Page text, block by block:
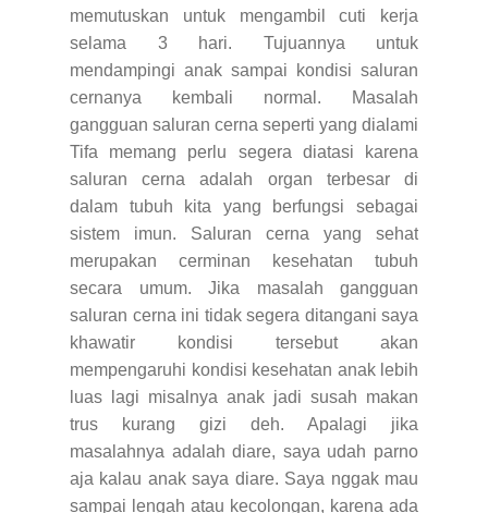
memutuskan untuk mengambil cuti kerja
selama 3 hari. Tujuannya untuk
mendampingi anak sampai kondisi saluran
cernanya kembali normal. Masalah
gangguan saluran cerna seperti yang dialami
Tifa memang perlu segera diatasi karena
saluran cerna adalah organ terbesar di
dalam tubuh kita yang berfungsi sebagai
sistem imun. Saluran cerna yang sehat
merupakan cerminan kesehatan tubuh
secara umum. Jika masalah gangguan
saluran cerna ini tidak segera ditangani saya
khawatir kondisi tersebut akan
mempengaruhi kondisi kesehatan anak lebih
luas lagi misalnya anak jadi susah makan
trus kurang gizi deh. Apalagi jika
masalahnya adalah diare, saya udah parno
aja kalau anak saya diare. Saya nggak mau
sampai lengah atau kecolongan, karena ada